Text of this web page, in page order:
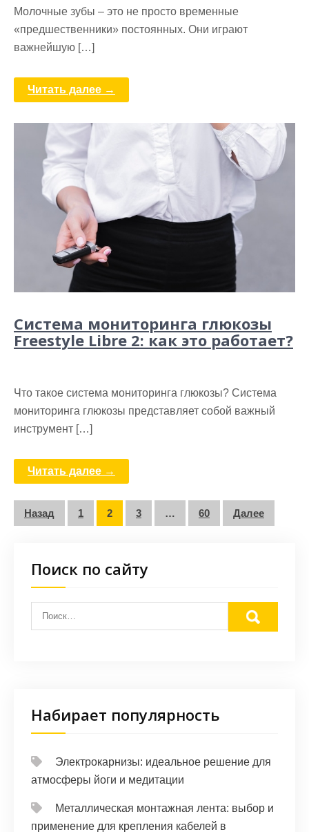
Молочные зубы – это не просто временные
«предшественники» постоянных. Они играют
важнейшую […]
Читать далее →
Система мониторинга глюкозы
Freestyle Libre 2: как это работает?
Что такое система мониторинга глюкозы? Система
мониторинга глюкозы представляет собой важный
инструмент […]
Читать далее →
Пагинация
записей
Назад 1 2 3 … 60 Далее
Поиск по сайту
Набирает популярность
Электрокарнизы: идеальное решение для
атмосферы йоги и медитации
Металлическая монтажная лента: выбор и
применение для крепления кабелей в